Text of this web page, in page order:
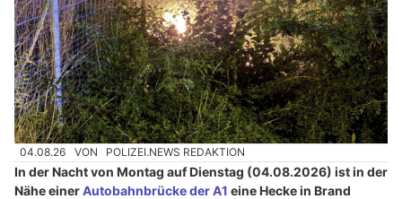
04.08.26 VON POLIZEI.NEWS REDAKTION
In der Nacht von Montag auf Dienstag (04.08.2026) ist in der
Nähe einerAutobahnbrücke der A1 eine Hecke in Brand